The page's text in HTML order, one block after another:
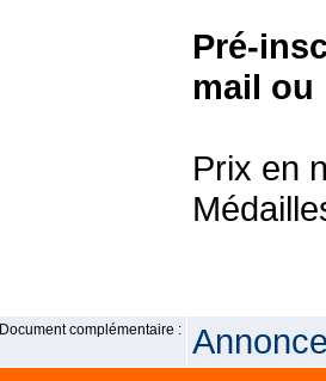
Pré-
mail ou
Prix en
Document complémentaire :